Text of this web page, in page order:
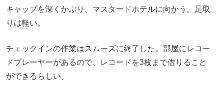
キャップを深くかぶり、マスタードホテルに向かう。足取
りは軽い。
チェックインの作業はスムーズに終了した。部屋にレコー
ドプレーヤーがあるので、レコードを3枚まで借りること
ができるらしい。